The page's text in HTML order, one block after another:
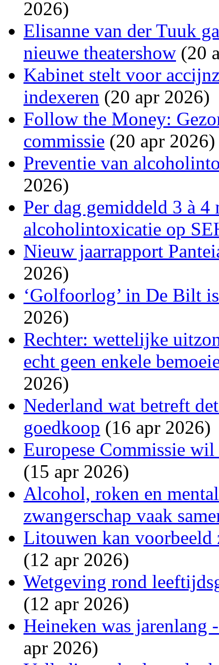
2026)
Elisanne van der Tuuk
nieuwe theatershow (20
Kabinet stelt voor
indexeren (20 apr 2026)
Follow the Money:
commissie (20 apr 2026)
Preventie van
2026)
Per dag gemiddeld 3 à
alcoholintoxicatie op
Nieuw jaarrapport
2026)
‘Golfoorlog’ in De Bilt
2026)
Rechter: wettelijke
echt geen enkele
2026)
Nederland wat betreft
goedkoop (16 apr 2026)
Europese Commissie
(15 apr 2026)
Alcohol, roken en
zwangerschap vaak
Litouwen kan voorbeeld
(12 apr 2026)
Wetgeving rond
(12 apr 2026)
Heineken was jarenlang
apr 2026)